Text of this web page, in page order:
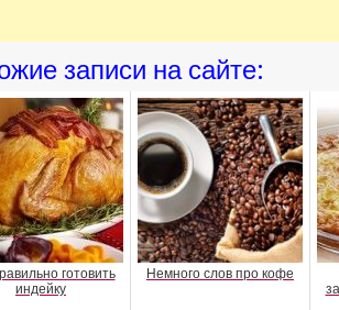
записи на сайте:
готовить
индейку
Немного слов про кофе